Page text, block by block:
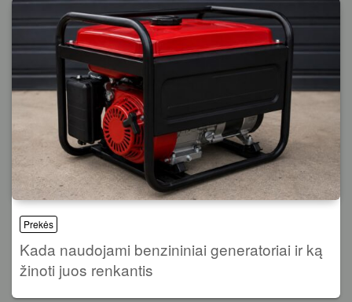
Prekės
Kada naudojami benzininiai generatoriai ir ką
žinoti juos renkantis